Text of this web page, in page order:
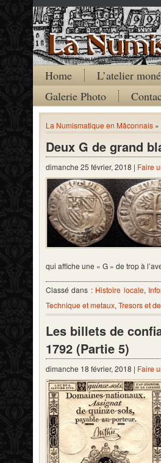
Home L’atelier
Galerie Photo
La Numismatique en Mâconnais
Deux G de grand
dimanche 25 février, 2018 | Faire
qui affiche une « G » de trop à
Classé dans : Histoire locale,
Technique et metaux, Tresors et
Les billets de
1792 (Partie 5)
dimanche 18 février, 2018 | Faire